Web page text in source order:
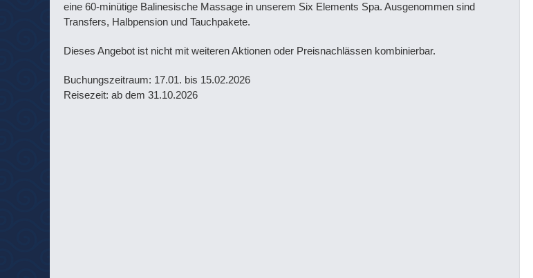
eine 60-minütige Balinesische Massage in unserem Six Elements Spa. Ausgenommen sind
Transfers, Halbpension und Tauchpakete.
Dieses Angebot ist nicht mit weiteren Aktionen oder Preisnachlässen kombinierbar.
Buchungszeitraum: 17.01. bis 15.02.2026
Reisezeit: ab dem 31.10.2026